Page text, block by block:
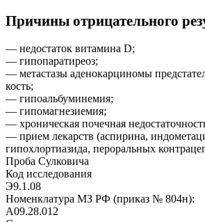
Причины отрицательного
— недостаток витамина D;
— гипопаратиреоз;
— метастазы аденокарциномы
кость;
— гипоальбуминемия;
— гипомагнезиемия;
— хроническая почечная
— прием лекарств (аспирина,
гипохлортиазида, пероральных
Проба Сулковича
Код исследования
Э9.1.08
Номенклатура МЗ РФ (приказ № 804н):
A09.28.012